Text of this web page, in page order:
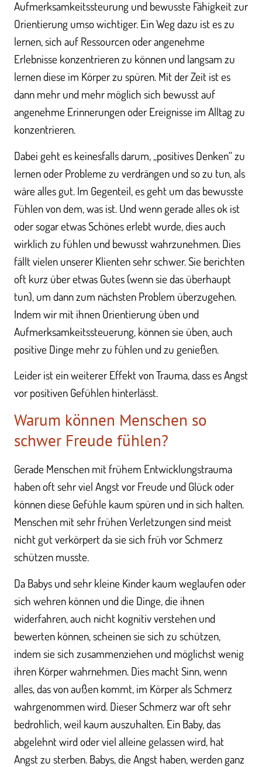
Aufmerksamkeitssteurung und bewusste Fähigkeit zur
Orientierung umso wichtiger. Ein Weg dazu ist es zu
lernen, sich auf Ressourcen oder angenehme
Erlebnisse konzentrieren zu können und langsam zu
lernen diese im Körper zu spüren. Mit der Zeit ist es
dann mehr und mehr möglich sich bewusst auf
angenehme Erinnerungen oder Ereignisse im Alltag zu
konzentrieren.
Dabei geht es keinesfalls darum, „positives Denken“ zu
lernen oder Probleme zu verdrängen und so zu tun, als
wäre alles gut. Im Gegenteil, es geht um das bewusste
Fühlen von dem, was ist. Und wenn gerade alles ok ist
oder sogar etwas Schönes erlebt wurde, dies auch
wirklich zu fühlen und bewusst wahrzunehmen. Dies
fällt vielen unserer Klienten sehr schwer. Sie berichten
oft kurz über etwas Gutes (wenn sie das überhaupt
tun), um dann zum nächsten Problem überzugehen.
Indem wir mit ihnen Orientierung üben und
Aufmerksamkeitssteuerung, können sie üben, auch
positive Dinge mehr zu fühlen und zu genießen.
Leider ist ein weiterer Effekt von Trauma, dass es Angst
vor positiven Gefühlen hinterlässt.
Warum können Menschen so
schwer Freude fühlen?
Gerade Menschen mit frühem Entwicklungstrauma
haben oft sehr viel Angst vor Freude und Glück oder
können diese Gefühle kaum spüren und in sich halten.
Menschen mit sehr frühen Verletzungen sind meist
nicht gut verkörpert da sie sich früh vor Schmerz
schützen musste.
Da Babys und sehr kleine Kinder kaum weglaufen oder
sich wehren können und die Dinge, die ihnen
widerfahren, auch nicht kognitiv verstehen und
bewerten können, scheinen sie sich zu schützen,
indem sie sich zusammenziehen und möglichst wenig
ihren Körper wahrnehmen. Dies macht Sinn, wenn
alles, das von außen kommt, im Körper als Schmerz
wahrgenommen wird. Dieser Schmerz war oft sehr
bedrohlich, weil kaum auszuhalten. Ein Baby, das
abgelehnt wird oder viel alleine gelassen wird, hat
Angst zu sterben. Babys, die Angst haben, werden ganz